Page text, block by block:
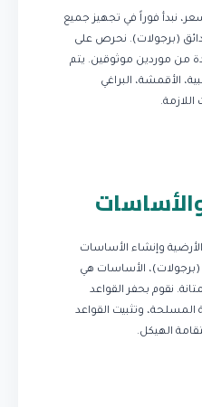
نبدأ فوراً في تجهيز جميع
(برجولات). نحرص على
من موردين موثوقين. يتم
الأقمشة، البراغي
وإنشاء الأساسات
الأساسات هي
نقوم بحفر القواعد
وتثبيت القواعد
الهيكل.